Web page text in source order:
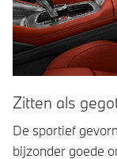
Zitten als
De sportief
bijzonder goede